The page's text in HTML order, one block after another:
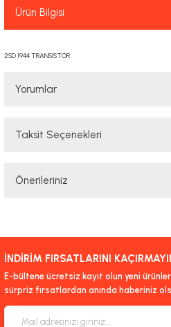
Ürün Bilgisi
2SD 1944 TRANSİSTÖR
Yorumlar
Taksit Seçenekleri
Önerileriniz
yetersiz gördüğünüz noktaları öneri
iletebilirsiniz.
Görüş ve önerileriniz için teşekkür
Ürün açıklamasında eksik bilgiler
İNDİRİM FIRSATLARINI
E-bültene ücretsiz kayıt olun yeni
sürpriz fırsatlardan anında haberiniz